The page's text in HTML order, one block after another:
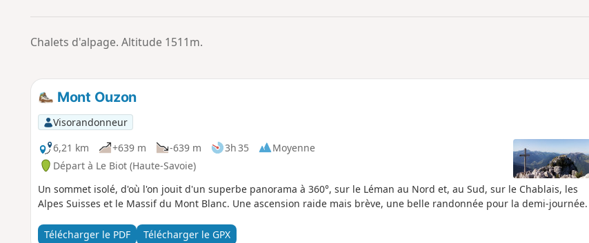
a
o
Chalets d'alpage. Altitude 1511m.
Mont Ouzon
Visorandonneur
6,21 km
+639 m -639 m 3h 35
Moyenne
Départ à Le Biot (Haute-Savoie)
Un sommet isolé, d'où l'on jouit d'un superbe panorama à 360°, sur le Léman au Nord et, au Sud, sur le Chablais, les
Alpes Suisses et le Massif du Mont Blanc. Une ascension raide mais brève, une belle randonnée pour la demi-journée.
Télécharger le PDF Télécharger le GPX